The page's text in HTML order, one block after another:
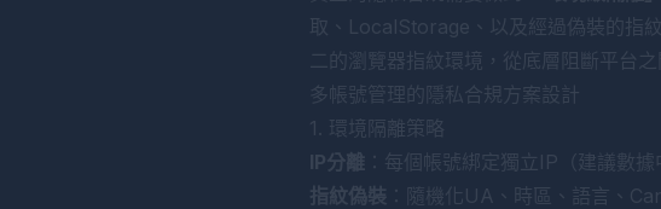
取、LocalStorage、以及經過偽裝的指
二的瀏覽器指紋環境，從底層阻斷平台之
多帳號管理的隱私合規方案設計
1. 環境隔離策略
IP分離 ：每個帳號綁定獨立IP（建議數
指紋偽裝 ：隨機化UA、時區、語言、